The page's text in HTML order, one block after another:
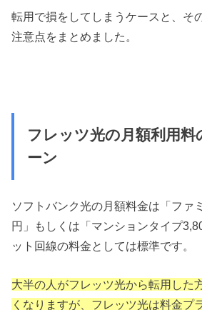
転用で損をしてしまうケースと、そ
注意点をまとめました。
フレッツ光の月額利用料
ーン
ソフトバンク光の月額料金は「ファ
円」もしくは「マンションタイプ
ット回線の料金としては標準です。
大半の人がフレッツ光から転用した
くなりますが、フレッツ光は料金プ